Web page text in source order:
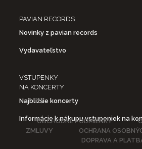
PAVIAN RECORDS
Novinky z pavian records
Vydavateľstvo
VSTUPENKY
NA KONCERTY
Najbližšie koncerty
Informácie k nákupu vstupeniek na
OBCHODNÉ PODMIENKY
ZMLUVY
OCHRANA
DOPRAVA A